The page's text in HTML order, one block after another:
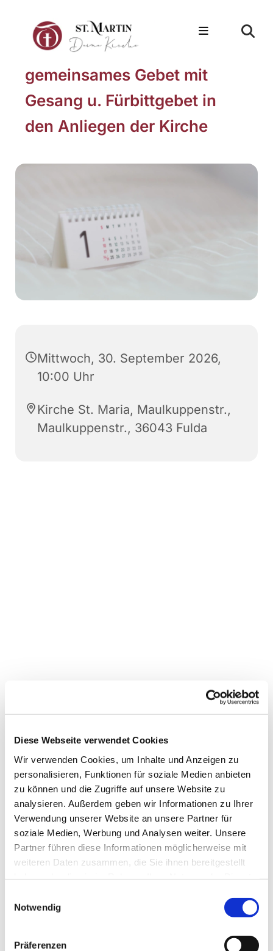
Diese Webseite verwendet Cookies
Wir verwenden Cookies, um Inhalte und Anzeigen zu
personalisieren, Funktionen für soziale Medien anbieten
zu können und die Zugriffe auf unsere Website zu
analysieren. Außerdem geben wir Informationen zu Ihrer
Verwendung unserer Website an unsere Partner für
soziale Medien, Werbung und Analysen weiter. Unsere
Partner führen diese Informationen möglicherweise mit
weiteren Daten zusammen, die Sie ihnen bereitgestellt
Notwendig
Präferenzen
gemeinsames Gebet mit
Gesang u. Fürbittgebet in
den Anliegen der Kirche
Mittwoch, 30. September 2026,
10:00 Uhr
Kirche St. Maria, Maulkuppenstr.,
Maulkuppenstr., 36043 Fulda
Dies könnte Sie auch
interessieren